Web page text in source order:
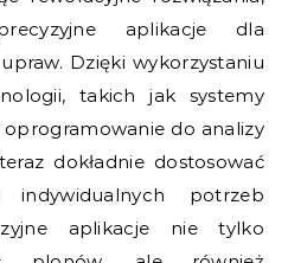
aplikacje dla
Dzięki wykorzystaniu
takich jak systemy
oprogramowanie do analizy
dokładnie dostosować
potrzeb
aplikacje nie tylko